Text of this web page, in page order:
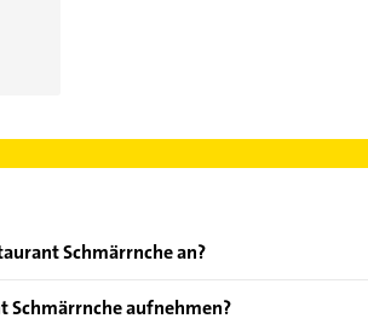
Schmärrnche an?
Schmärrnche aufnehmen?